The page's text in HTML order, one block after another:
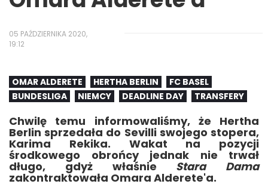
05 PAŹDZIERNIKA 2020,
19:12
OMAR ALDERETE HERTHA BERLIN
FC BASEL
BUNDESLIGA
NIEMCY DEADLINE DAY TRANSFERY
Chwilę temu informowaliśmy, że Hertha
Berlin sprzedała do Sevilli swojego stopera,
Karima Rekika. Wakat na pozycji
środkowego obrońcy jednak nie trwał
długo, gdyż właśnie Stara Dama
zakontraktowała Omara Alderete'a.